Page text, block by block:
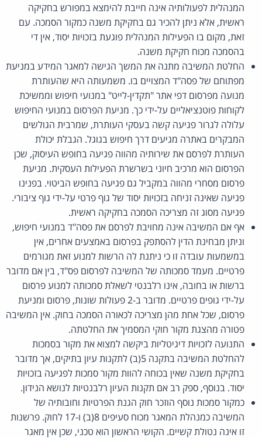
המנהלית לפעולותיה אינה חייבת להימצא במפורש בחקיקה
ראשית, אלא ניתן להכיר גם בחקיקת משנה כמקור הסמכה. עם
זאת, מקום בו הפעילות המנהלית פוגעת בזכויות יסוד, אין די
בהסמכה מכוח חקיקת משנה.
החלטת המשיבה מתנה את המשך הגישה למאגר המידע במניעת
מפתוחם של פסה"ד המצויים בו. משמעותה היא שהעותרת
מנועה מפרסום דפי אתר "תקדין-לייט" במנועי חיפוש וממשיכת
לקוחות פוטנציאליים על-ידי כך. מניעת הפרסום במנועי החיפוש
עלולה לגרור פגיעה קשה בעסקי העותרת, שמרבית הגולשים
המבקרים באתרה מגיעים דרך חיפוש בגוגל. הגבלת יכולת
העותרת לפרסם את שירותיה מהווה פגיעה בחופש העיסוק, שכן
הפרסום הוא מרכיב חיוני בשרשרת הפעילות העסקית. מניעת
פרסום מסחרי מהווה במקביל גם פגיעה בחופש הביטוי. בפנינו
פגיעה שאינה זניחה בזכויות יסוד של גוף פרטי על-ידי גוף ציבורי.
פגיעה מסוג זה מצריכה הסמכה בחקיקה ראשית.
אף אם המשיבה אינה מחויבת לפרסם את פסה"ד במנועי חיפוש,
וניתן מבחינת הדין להסתפק בפרסום באמצעים אחרים, אין
במשמעות עובדה זו כי ניתנת לה הרשות למנוע זאת מגורמים
פרטיים. מעמד סמכותה של המשיבה לפרסום פס"ד, בין אם מדובר
ברשות או בחובה, אינו רלבנטי לשאלת סמכותה למנוע פרסום
על-ידי גופים פרטיים. מדובר ב-2 פעולות שונות, פרסום ומניעת
פרסום, שכל אחת מהן מצריכה לכאורה הסמכה בחוק. אין המשיבה
פטורה מהצגת מקור חוקי המסמיך את החלטתה.
התנועה לזכויות דיגיטליות ביקשה למצוא את מקור בסמכות
להחלטת המשיבה בתקנה 5(ב) לתקנות עיון בתיקים, אך מדובר
בחקיקת משנה שאין בכוחה להוות מקור סמכות לפגיעה בזכויות
יסוד. בנוסף, ספק רב אם תקנות העיון רלבנטיות לנושא הנידון.
כמקור סמכות נוסף הוזכר חוק הגנת הפרטיות וחובותיה של
המשיבה כמנהלת המאגר מכוח סעיפים 8(ב) ו-17 לחוק. פרשנות
זו אינה נטולת קשיים. הקושי הראשון הוא טכני, שכן אין מאגר